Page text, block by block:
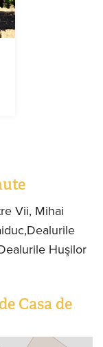
Vii, Mihai
Huşilor
Casa de